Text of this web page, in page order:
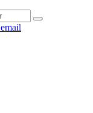
email